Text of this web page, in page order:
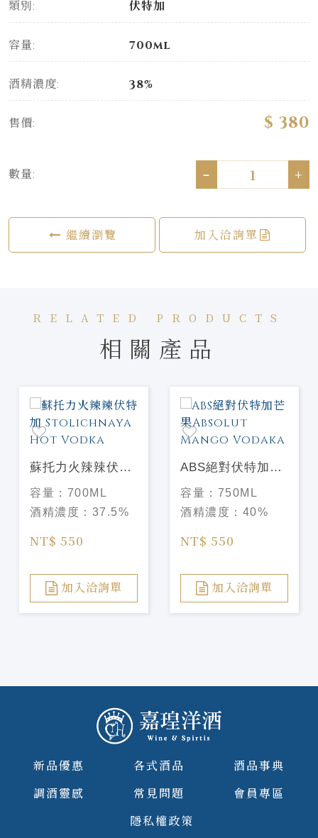
類別: 伏特加
容量: 700ml
酒精濃度: 38%
售價: $ 380
數量: - +
繼續瀏覽 加入洽詢單
RELATED PRODUCTS
相關產品
蘇托力火辣辣伏特
加 Stolichnaya
Hot Vodka
容量： 700ML
酒精濃度： 37.5%
NT$ 550
加入洽詢單
ABS絕對伏特加芒
果Absolut Mango
Vodaka
容量： 750ML
酒精濃度： 40%
NT$ 550
加入洽詢單
新品優惠 各式酒品
酒品事典
調酒靈感
常見問題
會員專區
隱私權政策